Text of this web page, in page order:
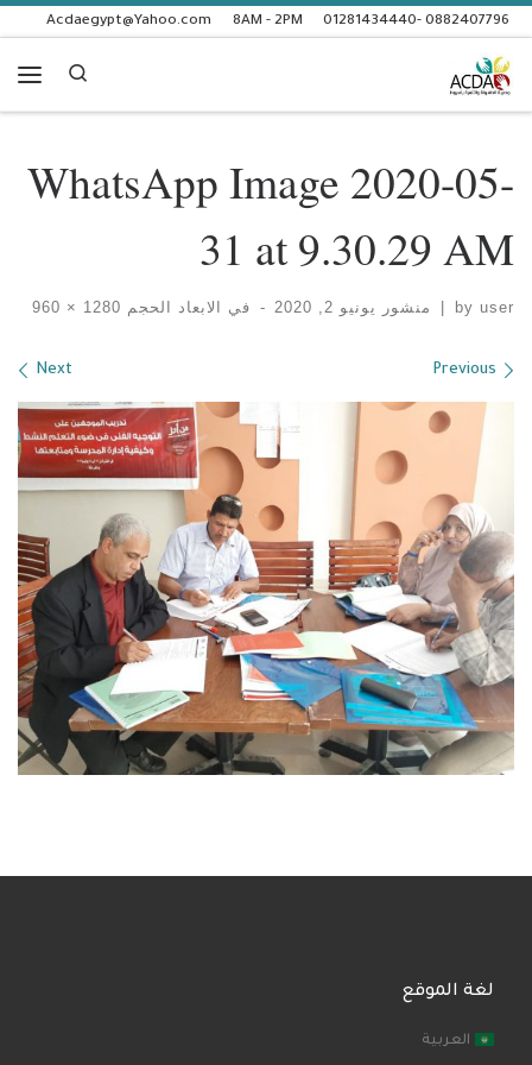
Skip to content
0882407796 -01281434440
8AM - 2PM
Acdaegypt@Yahoo.com
Search
WhatsApp Image 2020-05-
31 at 9.30.29 AM
by user منشور يونيو 2, 2020 - في الابعاد الحجم
Images navigation
Previous
Next
لغة الموقع
العربية